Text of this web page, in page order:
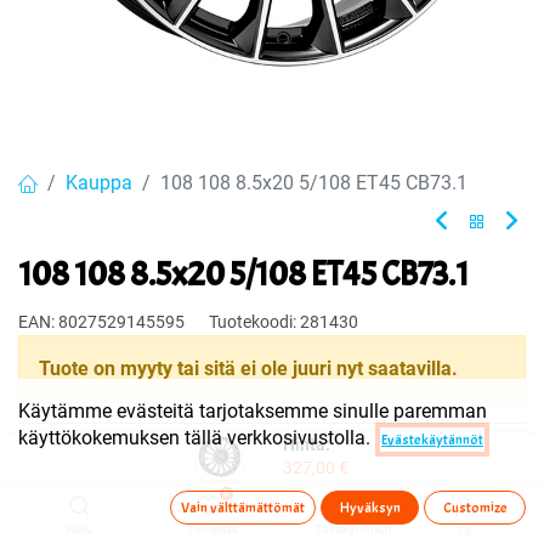
Hinta:
327,00 €
0
Toivelista Tuoteryhmä(t)
Kauppa 108 108 8.5x20 5/108 ET45 CB73.1
108 108 8.5x20 5/108 ET45 CB73.1
EAN:8027529145595 Tuotekoodi:281430
Tuote on myyty tai sitä ei ole juuri nyt saatavilla.
Käytämme evästeitä tarjotaksemme sinulle paremman
käyttökokemuksen tällä verkkosivustolla.
Evästekäytännöt
Vain välttämättömät Hyväksyn Customize